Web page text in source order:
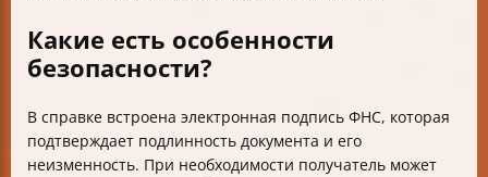
Какие есть особенности
безопасности?
В справке встроена электронная подпись ФНС, которая
подтверждает подлинность документа и его
неизменность. При необходимости получатель может